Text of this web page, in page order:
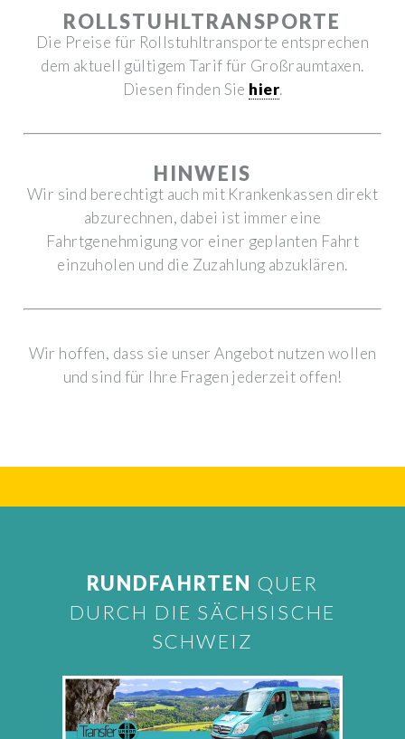
ROLLSTUHLTRANSPORTE
Die Preise für Rollstuhltransporte entsprechen
dem aktuell gültigem Tarif für Großraumtaxen.
Diesen finden Sie hier.
HINWEIS
Wir sind berechtigt auch mit Krankenkassen direkt
abzurechnen, dabei ist immer eine
Fahrtgenehmigung vor einer geplanten Fahrt
einzuholen und die Zuzahlung abzuklären.
Wir hoffen, dass sie unser Angebot nutzen wollen
und sind für Ihre Fragen jederzeit offen!
RUNDFAHRTEN QUER
DURCH DIE SÄCHSISCHE
SCHWEIZ